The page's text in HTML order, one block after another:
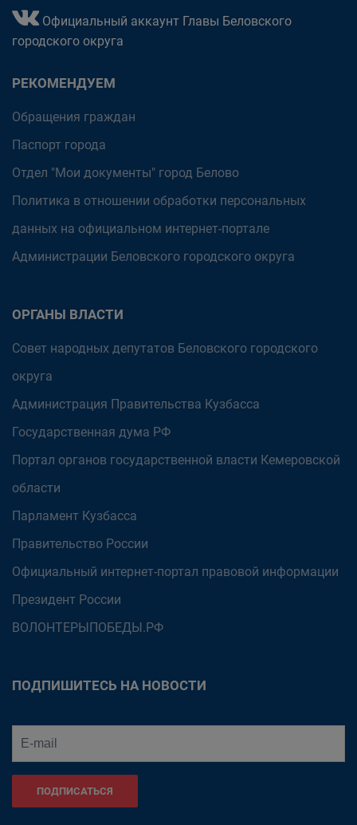
Официальный аккаунт Главы Беловского
городского округа
РЕКОМЕНДУЕМ
Обращения граждан
Паспорт города
Отдел "Мои документы" город Белово
Политика в отношении обработки персональных
данных на официальном интернет-портале
Администрации Беловского городского округа
ОРГАНЫ ВЛАСТИ
Совет народных депутатов Беловского городского
округа
Администрация Правительства Кузбасса
Государственная дума РФ
Портал органов государственной власти Кемеровской
области
Парламент Кузбасса
Правительство России
Официальный интернет-портал правовой информации
Президент России
ВОЛОНТЕРЫПОБЕДЫ.РФ
ПОДПИШИТЕСЬ НА НОВОСТИ
ПОДПИСАТЬСЯ